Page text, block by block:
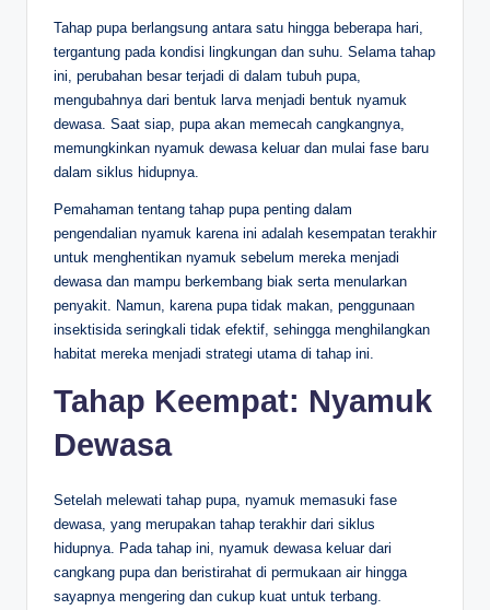
Tahap pupa berlangsung antara satu hingga beberapa hari,
tergantung pada kondisi lingkungan dan suhu. Selama tahap
ini, perubahan besar terjadi di dalam tubuh pupa,
mengubahnya dari bentuk larva menjadi bentuk nyamuk
dewasa. Saat siap, pupa akan memecah cangkangnya,
memungkinkan nyamuk dewasa keluar dan mulai fase baru
dalam siklus hidupnya.
Pemahaman tentang tahap pupa penting dalam
pengendalian nyamuk karena ini adalah kesempatan terakhir
untuk menghentikan nyamuk sebelum mereka menjadi
dewasa dan mampu berkembang biak serta menularkan
penyakit. Namun, karena pupa tidak makan, penggunaan
insektisida seringkali tidak efektif, sehingga menghilangkan
habitat mereka menjadi strategi utama di tahap ini.
Tahap Keempat: Nyamuk
Dewasa
Setelah melewati tahap pupa, nyamuk memasuki fase
dewasa, yang merupakan tahap terakhir dari siklus
hidupnya. Pada tahap ini, nyamuk dewasa keluar dari
cangkang pupa dan beristirahat di permukaan air hingga
sayapnya mengering dan cukup kuat untuk terbang.